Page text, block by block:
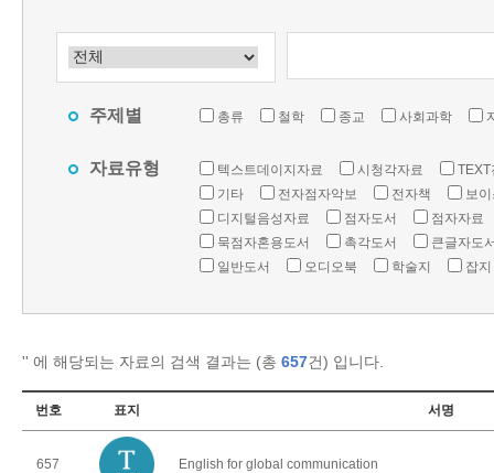
주제별 총류 철학 종교 사회과학
자료유형 텍스트데이지자료 시청각자료
TEXT
기타
전자점자악보 전자책
보
디지털음성자료
점자도서
점자자료
묵점자혼용도서
촉각도서
큰글자도
일반도서
오디오북 학술지 잡지
'' 에 해당되는 자료의 검색 결과는 (총 657건) 입니다.
번호 표지 서명
657 English for global communication